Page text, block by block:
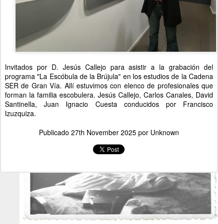
Invitados por D. Jesús Callejo para asistir a la grabación del
programa "La Escóbula de la Brújula" en los estudios de la Cadena
SER de Gran Vía. Allí estuvimos con elenco de profesionales que
forman la familia escobulera. Jesús Callejo, Carlos Canales, David
Santinella, Juan Ignacio Cuesta conducidos por Francisco
Izuzquiza.
Publicado 27th November 2025 por Unknown